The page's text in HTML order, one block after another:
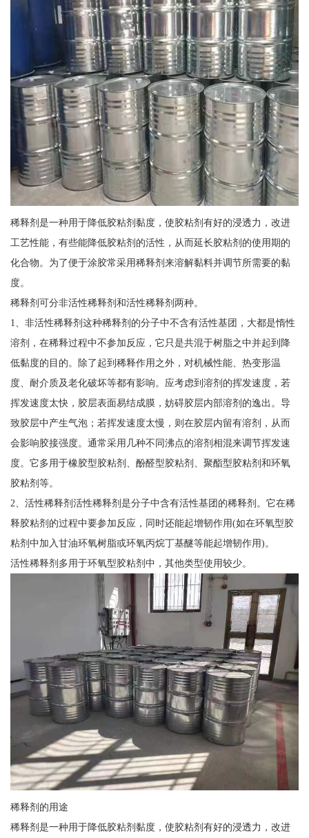
稀释剂是一种用于降低胶粘剂黏度，使胶粘剂有好的浸透力，改进
工艺性能，有些能降低胶粘剂的活性，从而延长胶粘剂的使用期的
化合物。为了便于涂胶常采用稀释剂来溶解黏料并调节所需要的黏
度。
稀释剂可分非活性稀释剂和活性稀释剂两种。
1、非活性稀释剂这种稀释剂的分子中不含有活性基团，大都是惰性
溶剂，在稀释过程中不参加反应，它只是共混于树脂之中并起到降
低黏度的目的。除了起到稀释作用之外，对机械性能、热变形温
度、耐介质及老化破坏等都有影响。应考虑到溶剂的挥发速度，若
挥发速度太快，胶层表面易结成膜，妨碍胶层内部溶剂的逸出。导
致胶层中产生气泡；若挥发速度太慢，则在胶层内留有溶剂，从而
会影响胶接强度。通常采用几种不同沸点的溶剂相混来调节挥发速
度。它多用于橡胶型胶粘剂、酚醛型胶粘剂、聚酯型胶粘剂和环氧
胶粘剂等。
2、活性稀释剂活性稀释剂是分子中含有活性基团的稀释剂。它在稀
释胶粘剂的过程中要参加反应，同时还能起增韧作用(如在环氧型胶
粘剂中加入甘油环氧树脂或环氧丙烷丁基醚等能起增韧作用)。
活性稀释剂多用于环氧型胶粘剂中，其他类型使用较少。
稀释剂的用途
稀释剂是一种用于降低胶粘剂黏度，使胶粘剂有好的浸透力，改进